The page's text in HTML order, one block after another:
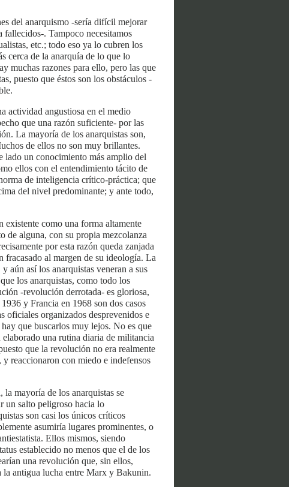
del anarquismo -sería difícil mejorar
fallecidos-. Tampoco necesitamos
etc.; todo eso ya lo cubren los
cerca de la anarquía de lo que lo
muchas razones para ello, pero las que
puesto que éstos son los obstáculos -
actividad angustiosa en el medio
que una razón suficiente- por las
La mayoría de los anarquistas son,
de ellos no son muy brillantes.
lado un conocimiento más amplio del
ellos con el entendimiento tácito de
de inteligencia crítico-práctica; que
del nivel predominante; y ante todo,
existente como una forma altamente
de alguna, con su propia mezcolanza
por esta razón queda zanjada
fracasado al margen de su ideología. La
aún así los anarquistas veneran a sus
los anarquistas, como todo los
-revolución derrotada- es gloriosa,
y Francia en 1968 son dos casos
oficiales organizados desprevenidos e
que buscarlos muy lejos. No es que
una rutina diaria de militancia
que la revolución no era realmente
reaccionaron con miedo e indefensos
la mayoría de los anarquistas se
un salto peligroso hacia lo
son casi los únicos críticos
asumiría lugares prominentes, o
Ellos mismos, siendo
establecido no menos que el de los
una revolución que, sin ellos,
la antigua lucha entre Marx y Bakunin.